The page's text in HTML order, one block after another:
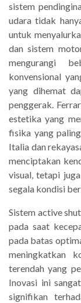
sistem
udara tidak
untuk
dan sistem
mengurangi
konvensional
yang dihemat
penggerak.
estetika yang
fisika yang
Italia dan
menciptakan
visual, tetapi
segala kondisi
Sistem active
pada saat
pada batas
meningkatkan
terendah yang
Inovasi ini
signifikan